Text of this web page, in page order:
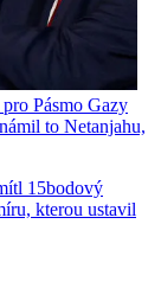
Pásmo Gazy
to Netanjahu,
15bodový
kterou ustavil